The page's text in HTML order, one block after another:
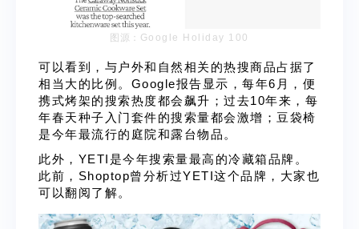
图源： Google Holiday 100
可以看到，与户外和自然相关的热搜商品占据了
相当大的比例。Google报告显示，每年6月，便
携式烤架的搜索热度都会飙升；过去10年来，每
年春天种子入门套件的搜索量都会激增；豆袋椅
是今年最流行的庭院和露台物品。
此外，YETI是今年搜索量最高的冷藏箱品牌。
此前， Shoptop曾分析过YETI这个品牌 ，大家也
可以翻阅了解。